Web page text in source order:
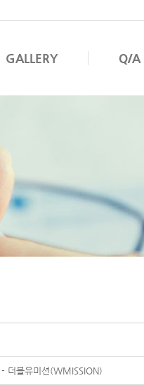
GALLERY Q/A
더블유미션(WMISSION)